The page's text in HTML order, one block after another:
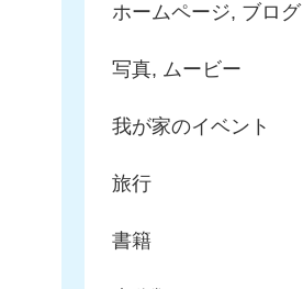
ホームページ, ブログ
写真, ムービー
我が家のイベント
旅行
書籍